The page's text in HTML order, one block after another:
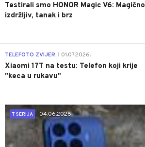
Testirali smo HONOR Magic V6: Magično
izdržljiv, tanak i brz
TELEFOTO ZVIJER 01.07.2026.
Xiaomi 17T na testu: Telefon koji krije
"keca u rukavu"
T SERIJA
04.06.2026.